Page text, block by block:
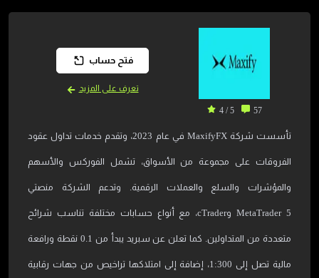
57
5 / 4
تأسست شركة MaxifyFX في عام 2023، وتقدم خدمات تداول عقود
الفروقات على مجموعة من الأسواق، تشمل الفوركس والأسهم
والمؤشرات والسلع والعملات الرقمية. وتدعم الشركة منصتي
MetaTrader 5 وcTrader، مع أنواع حسابات مختلفة تناسب شرائح
متعددة من المتداولين. كما تعلن عن سبريد يبدأ من 0.1 نقطة ورافعة
مالية تصل إلى 1:300، إضافة إلى امتلاكها تراخيص من جهات رقابية
فتح حساب
تعرف على المزيد